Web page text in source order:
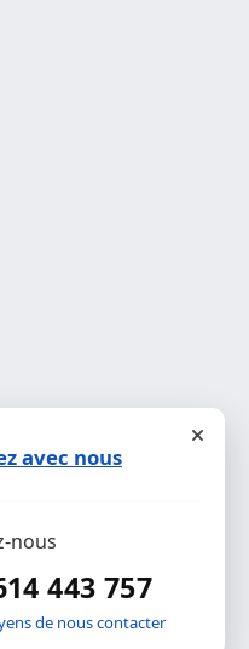
avec nous
nous
443 757
de nous contacter